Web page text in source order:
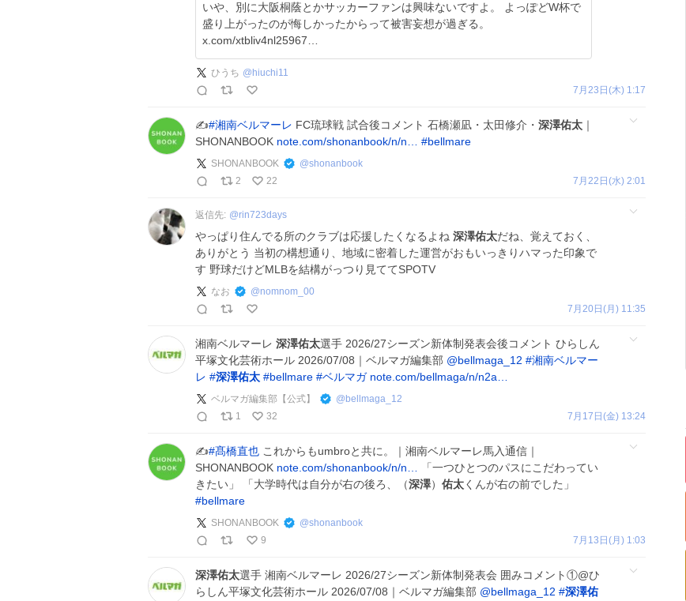
いや、別に大阪桐蔭とかサッカーファンは興味ないですよ。 よっぽどW杯で
盛り上がったのが悔しかったからって被害妄想が過ぎる。
x.com/xtbliv4nl25967…
ひうち @ hiuchi11
7月23日(木) 1:17
✍#湘南ベルマーレ FC琉球戦 試合後コメント 石橋瀬凪・太田修介・ 深澤佑太 ｜
SHONANBOOK note.com/shonanbook/n/n… #bellmare
SHONANBOOK @shonanbook
2
22 7月22日(水) 2:01
返信先: @rin723days
やっぱり住んでる所のクラブは応援したくなるよね 深澤佑太だね、覚えておく、
ありがとう 当初の構想通り、地域に密着した運営がおもいっきりハマった印象で
す 野球だけどMLBを結構がっつり見ててSPOTV
なお @nomnom_00
7月20日(月) 11:35
湘南ベルマーレ 深澤佑太選手 2026/27シーズン新体制発表会後コメント ひらしん
平塚文化芸術ホール 2026/07/08｜ベルマガ編集部 @bellmaga_12 #湘南ベルマー
レ #深澤佑太 #bellmare #ベルマガ note.com/bellmaga/n/n2a…
ベルマガ編集部【公式】 @ bellmaga_12
1
32 7月17日(金) 13:24
✍#髙橋直也 これからもumbroと共に。｜湘南ベルマーレ馬入通信｜
SHONANBOOK note.com/shonanbook/n/n…
「一つひとつのパスにこだわってい
きたい」 「大学時代は自分が右の後ろ、（深澤） 佑太くんが右の前でした」
#bellmare
SHONANBOOK @shonanbook
9
7月13日(月) 1:03
深澤佑太選手 湘南ベルマーレ 2026/27シーズン新体制発表会 囲みコメント①@ひ
らしん平塚文化芸術ホール 2026/07/08｜ベルマガ編集部 @bellmaga_12 #深澤佑